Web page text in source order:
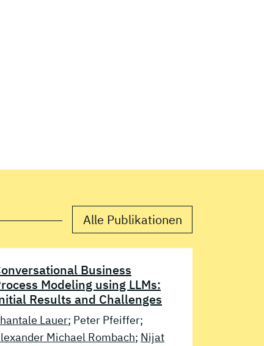
Alle Publikationen
Business
Modeling using LLMs:
Results and Challenges
Lauer; Peter Pfeiffer;
Michael Rombach; Nijat